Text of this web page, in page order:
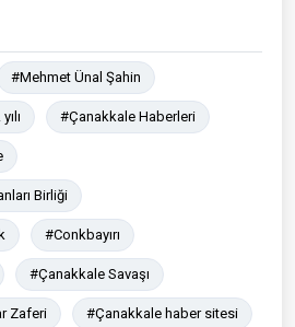
#Mehmet Ünal Şahin
#Çanakkale Haberleri
Birliği
#Conkbayırı
#Çanakkale Savaşı
Zaferi #Çanakkale haber sitesi